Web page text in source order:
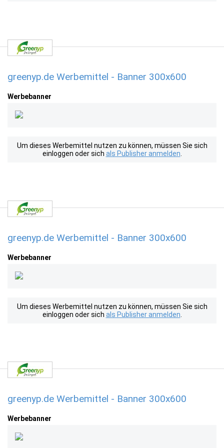
greenyp.de Werbemittel - Banner 300x600
Werbebanner
Um dieses Werbemittel nutzen zu können, müssen Sie sich
einloggen oder sich als Publisher anmelden
greenyp.de Werbemittel - Banner 300x600
Werbebanner
Um dieses Werbemittel nutzen zu können, müssen Sie sich
einloggen oder sich als Publisher anmelden
greenyp.de Werbemittel - Banner 300x600
Werbebanner